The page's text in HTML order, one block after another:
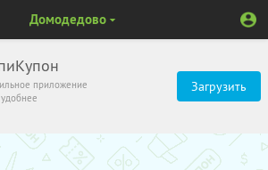
приложение
Загрузить
Домодедово